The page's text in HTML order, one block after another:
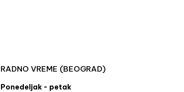
RADNO VREME (BEOGRAD)
Ponedeljak - petak